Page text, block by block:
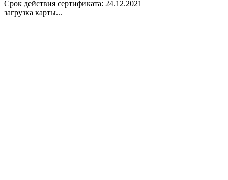
Срок действия сертификата: 24.12.2021
загрузка карты...